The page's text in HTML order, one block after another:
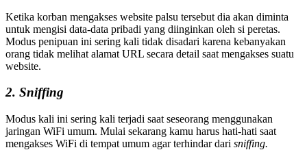
Ketika korban mengakses website palsu tersebut dia akan diminta
untuk mengisi data-data pribadi yang diinginkan oleh si peretas.
Modus penipuan ini sering kali tidak disadari karena kebanyakan
orang tidak melihat alamat URL secara detail saat mengakses suatu
website.
2. Sniffing
Modus kali ini sering kali terjadi saat seseorang menggunakan
jaringan WiFi umum. Mulai sekarang kamu harus hati-hati saat
mengakses WiFi di tempat umum agar terhindar dari sniffing.